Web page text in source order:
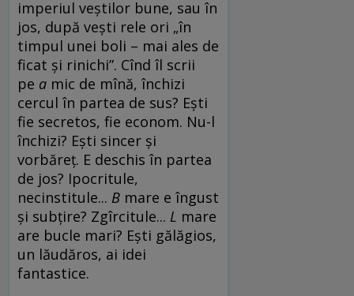
imperiul veștilor bune, sau în
jos, după vești rele ori „în
timpul unei boli – mai ales de
ficat și rinichi”. Cînd îl scrii
pe a mic de mînă, închizi
cercul în partea de sus? Ești
fie secretos, fie econom. Nu-l
închizi? Ești sincer și
vorbăreț. E deschis în partea
de jos? Ipocritule,
necinstitule... B mare e îngust
și subțire? Zgîrcitule... L mare
are bucle mari? Ești gălăgios,
un lăudăros, ai idei
fantastice.